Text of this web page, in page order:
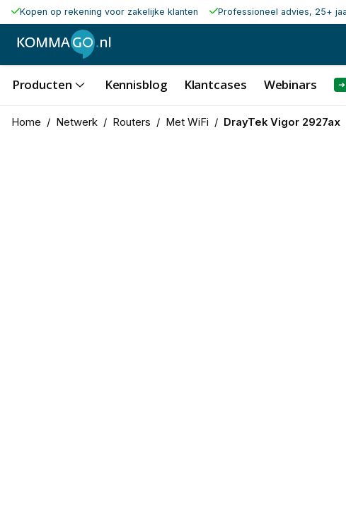
Kopen op rekening voor zakelijke klanten Professioneel advies, 25+
Producten Kennisblog Klantcases Webinars ➜
Home / Netwerk / Routers / Met WiFi / DrayTek Vigor 2927ax